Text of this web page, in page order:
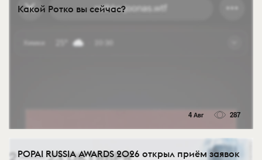
Какой Ротко вы сейчас?
4 Авг 287
POPAI RUSSIA AWARDS 2026 открыл приём заявок